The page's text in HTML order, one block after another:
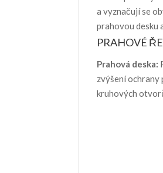
a vyznačují se
prahovou desku
PRAHOVÉ
Prahová deska:
zvýšení
kruhových